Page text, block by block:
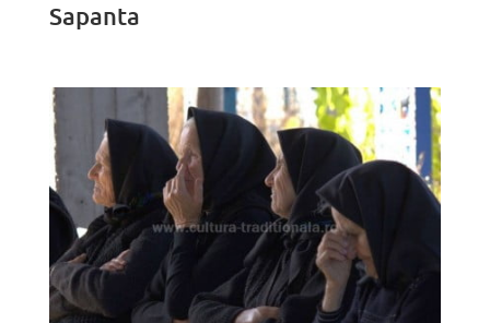
Sapanta